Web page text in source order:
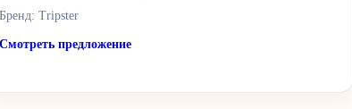
Бренд: Tripster
Смотреть предложение